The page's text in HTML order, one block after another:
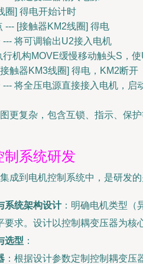
圈] 得电开始计时
--- [接触器KM2线圈] 得电
--- 将可调输出U2接入电机
行机构MOVE缓慢移动触头S，
触器KM3线圈] 得电，KM2断开
将全压电源直接接入电机，启
图更复杂，包含互锁、指示、保
制系统研发
成到电机控制系统中，是研发
系统架构设计：明确电机类型（
要求。设计以控制耦变压器为核
选型 ：
：根据设计参数定制控制耦变